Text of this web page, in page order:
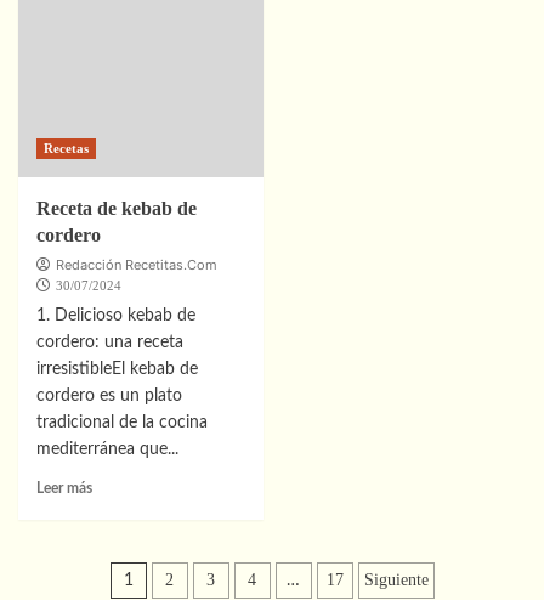
de
Local!
Recetas
Receta de kebab de
cordero
Redacción Recetitas.Com
30/07/2024
1. Delicioso kebab de
cordero: una receta
irresistibleEl kebab de
cordero es un plato
tradicional de la cocina
mediterránea que...
Leer másLeer
Paginación
1 2 3 4 … 17 Siguiente